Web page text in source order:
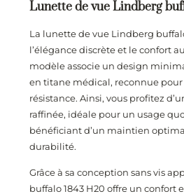
Lunette de vue Lindberg
La lunette de vue Lindberg
l’élégance discrète et le confort
modèle associe un design
en titane médical, reconnue pour
résistance. Ainsi, vous profitez
raffinée, idéale pour un usage
bénéficiant d’un maintien
durabilité.
Grâce à sa conception sans vis
buffalo 1843 H20 offre un confort